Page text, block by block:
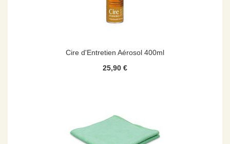
Cire d'Entretien Aérosol 400ml
25,90 €